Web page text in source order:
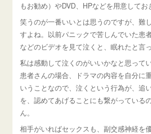
もお勧め）やDVD、HPなどを用意してお
笑うのが一番いいとは思うのですが、難
すよね。以前パニックで苦しんでいた患
などのビデオを見て泣くと、眠れたと言
私は感動して泣くのがいいかなと思って
患者さんの場合、ドラマの内容を自分に
いうことなので、泣くという行為が、追
を、認めてあげることにも繋がっている
ん。
相手がいればセックスも、副交感神経を